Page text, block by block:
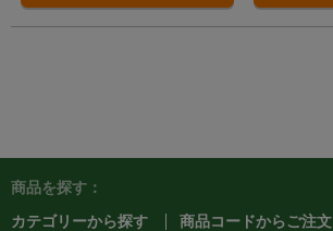
商品を探す：
カテゴリーから探す
商品コードからご注文